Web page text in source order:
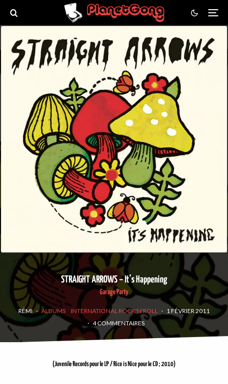
STRAIGHT ARROWS – It’s Happening
Garage Party
RÉMI · ALBUMS INTERNATIONAL ROCK'N'ROLL · 1 FÉVRIER 2011
· 4 COMMENTAIRES
(Juvenile Records pour le LP / Rice is Nice pour le CD ; 2010)